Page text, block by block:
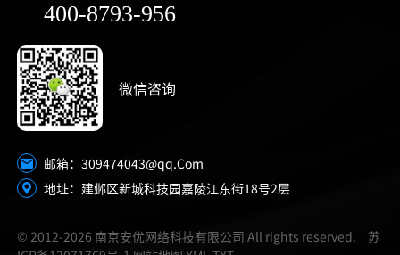
400-8793-956
微信咨询
邮箱： 309474043@qq.Com
地址：建邺区新城科技园嘉陵江东街18号2层
© 2012-2026 南京安优网络科技有限公司 All rights reserved.
苏